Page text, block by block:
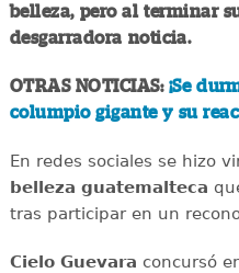
belleza, pero al terminar
desgarradora noticia.
OTRAS NOTICIAS: ¡Se
columpio gigante y su
En redes sociales se hizo
belleza guatemalteca
tras participar en un
Cielo Guevara concursó